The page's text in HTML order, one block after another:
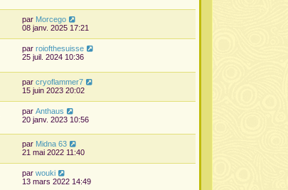
par Morcego
08 janv. 2025 17:21
par roiofthesuisse
25 juil. 2024 10:36
par cryoflammer7
15 juin 2023 20:02
par Anthaus
20 janv. 2023 10:56
par Midna 63
21 mai 2022 11:40
par wouki
13 mars 2022 14:49